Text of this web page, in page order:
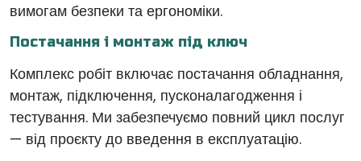
вимогам безпеки та ергономіки.
Постачання і монтаж під ключ
Комплекс робіт включає постачання обладнання,
монтаж, підключення, пусконалагодження і
тестування. Ми забезпечуємо повний цикл послуг
— від проєкту до введення в експлуатацію.